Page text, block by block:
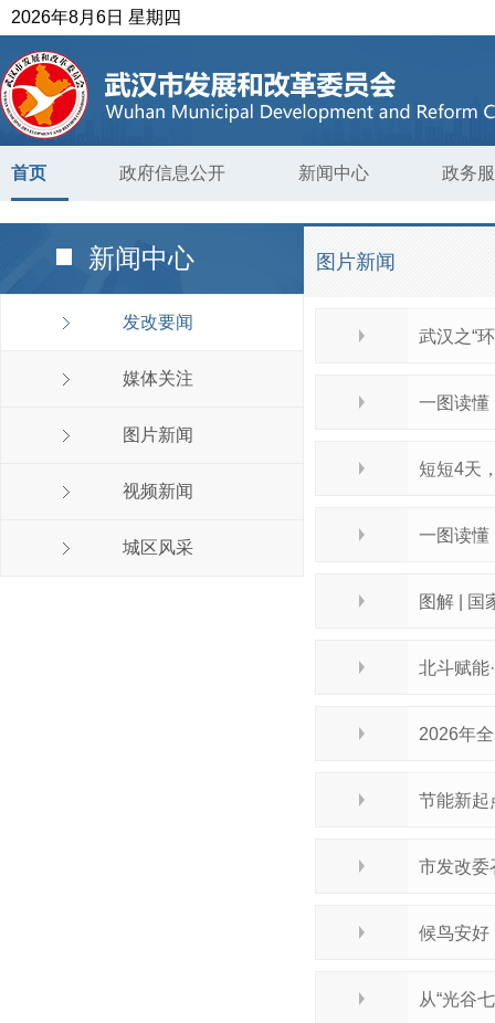
2026年8月6日 星期四
首页 政府信息公开 新闻中心 政务
新闻中心
发改要闻
媒体关注
图片新闻
视频新闻
城区风采
图片新闻
武汉之“
一图读懂
短短4天
一图读懂
图解 | 国
北斗赋能
2026年
节能新
市发改委
候鸟安好
从“光谷